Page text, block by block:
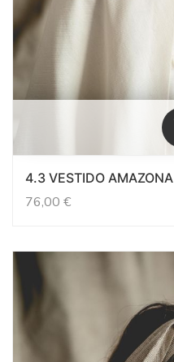
4.3 VESTIDO AMAZONA
76,00 €